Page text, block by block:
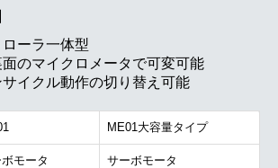
ーラ一体型
のマイクロメータで可変可能
イクル動作の切り替え可能
ME01大容量タイプ
モータ サーボモータ